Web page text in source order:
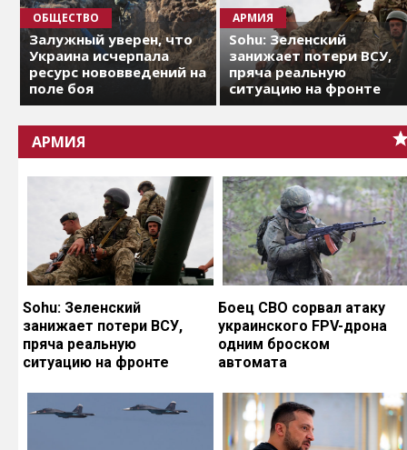
ОБЩЕСТВО
Залужный уверен, что
Украина исчерпала
ресурс нововведений на
поле боя
АРМИЯ
Sohu: Зеленский
занижает потери ВСУ,
пряча реальную
ситуацию на фронте
АРМИЯ
Sohu: Зеленский
занижает потери ВСУ,
пряча реальную
ситуацию на фронте
Боец СВО сорвал атаку
украинского FPV-дрона
одним броском
автомата